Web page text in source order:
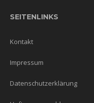
SEITENLINKS
Kontakt
Impressum
Datenschutzerklärung